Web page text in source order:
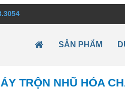
SẢN PHẨM
TRỘN NHŨ HÓA